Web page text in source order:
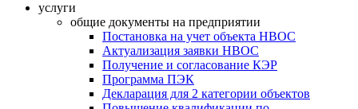
услуги
общие документы на предприятии
Постановка на учет объекта НВОС
Актуализация заявки НВОС
Получение и согласование КЭР
Программа ПЭК
Декларация для 2 категории объектов